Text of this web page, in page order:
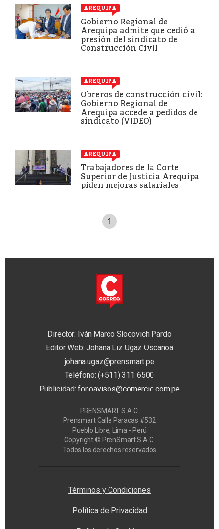
AREQUIPA
Gobierno Regional de
Arequipa admite que cedió a
presión del sindicato de
Construcción Civil
AREQUIPA
Obreros de construcción civil:
Gobierno Regional de
Arequipa accede a pedidos de
sindicato (VIDEO)
AREQUIPA
Trabajadores de la Corte
Superior de Justicia Arequipa
piden mejoras salariales
1
Director: Iván Marco Slocovich Pardo
Editor Web: Johana Liz Ugaz Oscanoa
johana.ugaz@prensmart.pe
Teléfono: (+511) 311 6500
Publicidad:fonoavisos@comercio.com.pe
PRENSMART S.A.C.
Prensmart Calle Paracas #532
Pueblo Libre, Lima - Perú
Copyright © PrenSmart S.A.C.
Todos los derechos reservados
Términos y Condiciones
Política de Privacidad